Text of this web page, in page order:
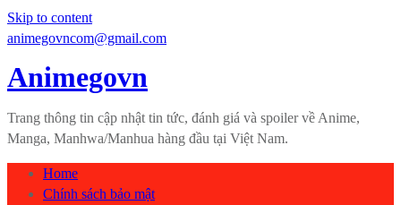
Skip to content
animegovncom@gmail.com
Animegovn
Trang thông tin cập nhật tin tức, đánh giá và spoiler về Anime,
Manga, Manhwa/Manhua hàng đầu tại Việt Nam.
Home
Chính sách bảo mật